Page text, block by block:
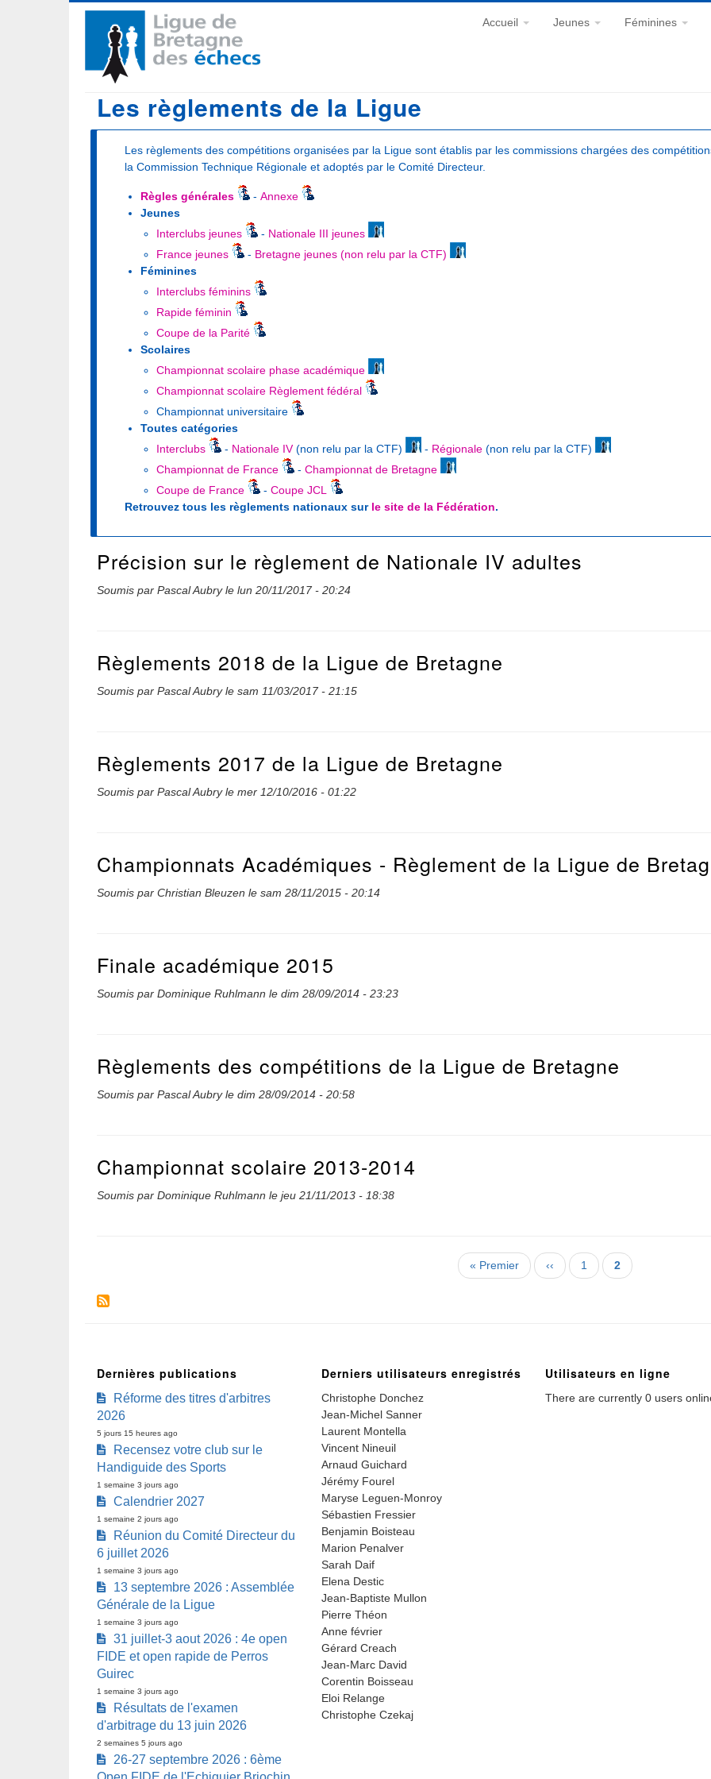
Navigation
principale
Accueil Jeunes Féminines
Les règlements de la Ligue
Les règlements des compétitions organisées par la Ligue sont établis par les commissions chargées des
la Commission Technique Régionale et adoptés par le Comité Directeur.
Règles générales - Annexe
Jeunes
Interclubs jeunes
- Nationale III jeunes
France jeunes
- Bretagne jeunes (non relu par la CTF)
Féminines
Interclubs féminins
Rapide féminin
Coupe de la Parité
Scolaires
Championnat scolaire phase académique
Championnat scolaire Règlement fédéral
Championnat universitaire
Toutes catégories
Interclubs
- Nationale IV(non relu par la CTF) - Régionale (non relu par la CTF)
Championnat de France
- Championnat de Bretagne
Coupe de France
- Coupe JCL
Retrouvez tous les règlements nationaux sur le site de la Fédération.
Précision sur le règlement de Nationale IV adultes
Soumis par Pascal Aubryle lun 20/11/2017 - 20:24
Règlements 2018 de la Ligue de Bretagne
Soumis par Pascal Aubryle sam 11/03/2017 - 21:15
Règlements 2017 de la Ligue de Bretagne
Soumis par Pascal Aubryle mer 12/10/2016 - 01:22
Championnats Académiques - Règlement de la Ligue de
Soumis par Christian Bleuzen le sam 28/11/2015 - 20:14
Finale académique 2015
Soumis par Dominique Ruhlmann le dim 28/09/2014 - 23:23
Règlements des compétitions de la Ligue de Bretagne
Soumis par Pascal Aubryle dim 28/09/2014 - 20:58
Championnat scolaire 2013-2014
Soumis par Dominique Ruhlmann le jeu 21/11/2013 - 18:38
Première
page
« Premier
Page
précédente
‹‹ Page
1
Page
courante
2
Dernières publications
Réforme des titres d'arbitres
2026
5 jours 15 heures ago
Recensez votre club sur le
Handiguide des Sports
1 semaine 3 jours ago
Calendrier 2027
1 semaine 2 jours ago
Réunion du Comité Directeur du
6 juillet 2026
1 semaine 3 jours ago
13 septembre 2026 : Assemblée
Générale de la Ligue
1 semaine 3 jours ago
31 juillet-3 aout 2026 : 4e open
FIDE et open rapide de Perros
Guirec
1 semaine 3 jours ago
Résultats de l'examen
d'arbitrage du 13 juin 2026
2 semaines 5 jours ago
26-27 septembre 2026 : 6ème
Derniers utilisateurs enregistrés
Christophe Donchez
Jean-Michel Sanner
Laurent Montella
Vincent Nineuil
Arnaud Guichard
Jérémy Fourel
Maryse Leguen-Monroy
Sébastien Fressier
Benjamin Boisteau
Marion Penalver
Sarah Daif
Elena Destic
Jean-Baptiste Mullon
Pierre Théon
Anne février
Gérard Creach
Jean-Marc David
Corentin Boisseau
Eloi Relange
Christophe Czekaj
Utilisateurs en ligne
There are currently 0 users